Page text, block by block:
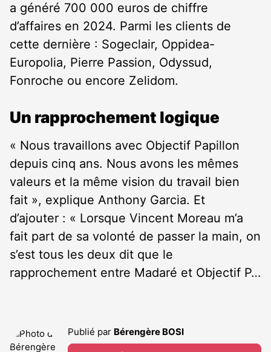
a généré 700 000 euros de chiffre
d’affaires en 2024. Parmi les clients de
cette dernière : Sogeclair, Oppidea-
Europolia, Pierre Passion, Odyssud,
Fonroche ou encore Zelidom.
Un rapprochement logique
« Nous travaillons avec Objectif Papillon
depuis cinq ans. Nous avons les mêmes
valeurs et la même vision du travail bien
fait », explique Anthony Garcia. Et
d’ajouter : « Lorsque Vincent Moreau m’a
fait part de sa volonté de passer la main, on
s’est tous les deux dit que le
rapprochement entre Madaré et Objectif P…
Publié par Bérengère BOSI